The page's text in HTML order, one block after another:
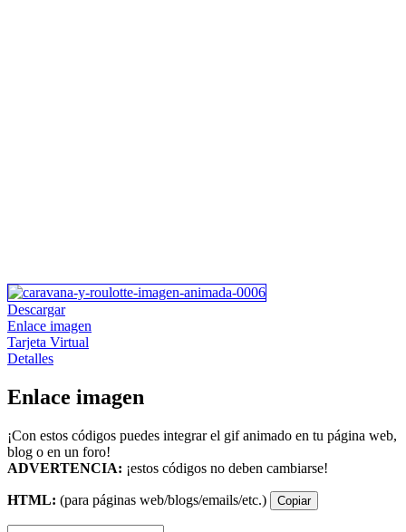
Descargar
Enlace imagen
Tarjeta Virtual
Detalles
Enlace imagen
¡Con estos códigos puedes integrar el gif animado en tu página web,
blog o en un foro!
ADVERTENCIA: ¡estos códigos no deben cambiarse!
HTML: (para páginas web/blogs/emails/etc.) Copiar